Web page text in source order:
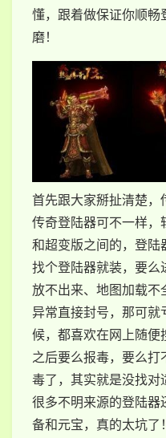
懂，跟着做保证你顺畅
磨！
首先跟大家掰扯清楚，
传奇登陆器可不一样，
和超变版之间的，登陆
找个登陆器就装，要么
放不出来、地图加载不
异常直接封号，那可就
候，都喜欢在网上随便
之后要么报毒，要么打
毒了，其实就是没找对
很多不明来源的登陆器
备和元宝，真的太坑了！